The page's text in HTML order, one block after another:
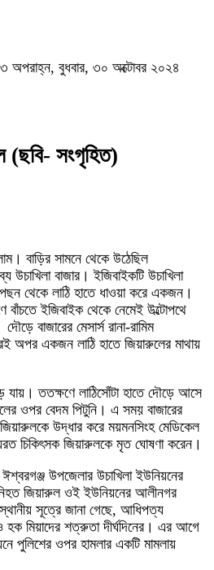
অপরাহ্ন, বুধবার, ৩০ অক্টোবর ২০২৪
(ছবি- সংগৃহিত)
বাড়ির সামনে থেকে উঠেছিল
উচাখিলা বাজার। ইজিবাইকটি উচাখিলা
থেকে লাঠি হাতে ধাওয়া করে একজন।
বাঁচতে ইজিবাইক থেকে নেমেই উল্টোপথে
বাজারের মেসার্স রানা-রামিম
অপর একজন লাঠি হাতে জিয়ারুলের মাথায়
যায়। ততক্ষণে লাঠিসোঁটা হাতে দৌড়ে আসে
ওপর বেদম পিটুনি। এ সময় বাজারের
উদ্ধার করে ময়মনসিংহ মেডিকেল
চিকিৎসক জিয়ারুলকে মৃত ঘোষণা করেন।
উপজেলার উচাখিলা ইউনিয়নের
জিয়ারুল ওই ইউনিয়নের আলীনগর
সূত্রে জানা গেছে, আধিপত্য
হক মিয়াদের শত্রুতা দীর্ঘদিনের। এর আগে
পুলিশের ওপর হামলার একটি মামলায়